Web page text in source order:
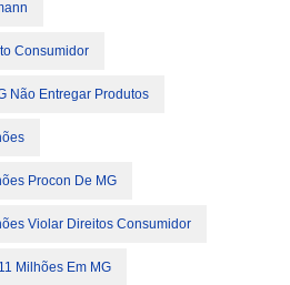
Consumidor
Não Entregar Produtos
Procon De MG
Violar Direitos Consumidor
Milhões Em MG